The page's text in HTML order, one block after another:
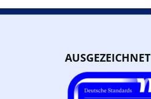
AUSGEZEICHNET